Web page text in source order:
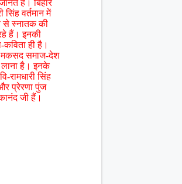
जानते हैं। बिहार
सिंह वर्तमान में
से स्नातक की
हैं। इनकी
ही है।
समाज-देश
लाना है। इनके
रामधारी सिंह
प्रेरणा पुंज
जी हैं।